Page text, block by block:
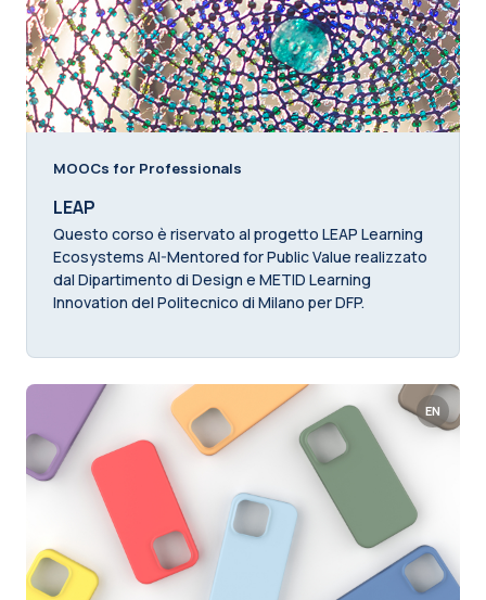
MOOCs for Professionals
LEAP
Questo corso è riservato al progetto LEAP Learning
Ecosystems AI-Mentored for Public Value realizzato
dal Dipartimento di Design e METID Learning
Innovation del Politecnico di Milano per DFP.
EN